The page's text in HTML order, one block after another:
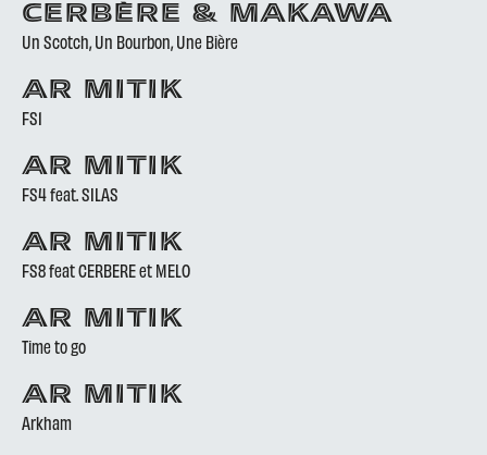
CERBÈRE & MAKAWA
Un Scotch, Un Bourbon, Une Bière
AR MITIK
FS1
AR MITIK
FS4 feat. SILAS
AR MITIK
FS8 feat CERBERE et MELO
AR MITIK
Time to go
AR MITIK
Arkham